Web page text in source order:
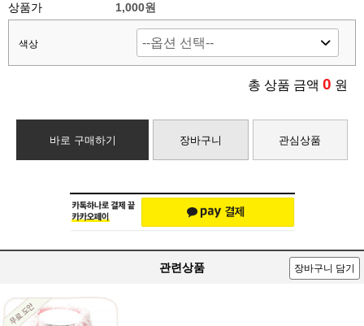
상품가 1,000원
색상
총 상품 금액 0 원
바로 구매하기 장바구니 관심상품
관련상품 장바구니 담기